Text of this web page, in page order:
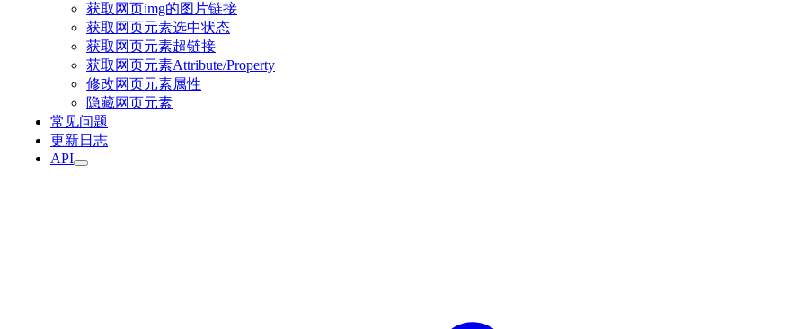
获取网页img的图片链接
获取网页元素选中状态
获取网页元素超链接
获取网页元素Attribute/Property
修改网页元素属性
隐藏网页元素
常见问题
更新日志
API